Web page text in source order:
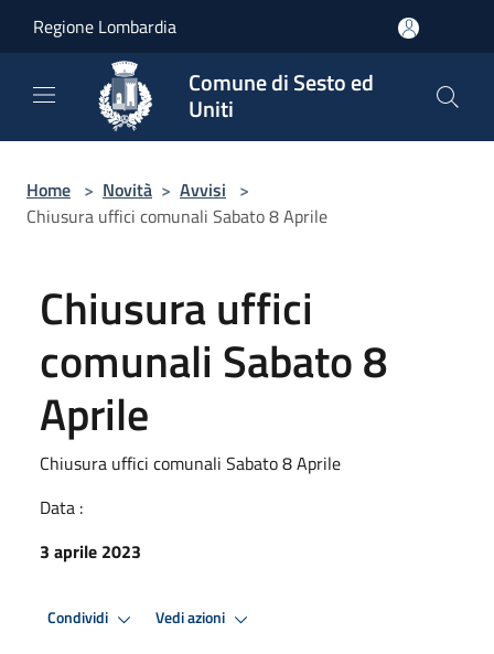
Regione Lombardia
Comune di Sesto ed
Uniti
Home > Novità > Avvisi >
Chiusura uffici comunali Sabato 8 Aprile
Chiusura uffici
comunali Sabato 8
Aprile
Chiusura uffici comunali Sabato 8 Aprile
Data :
3 aprile 2023
Condividi Vedi azioni